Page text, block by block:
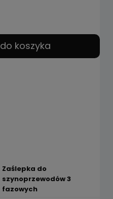
do koszyka
Zaślepka do
szynoprzewodów 3
fazowych